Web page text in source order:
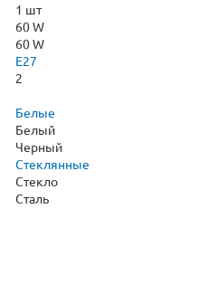
1 шт
60 W
60 W
E27
2
Белые
Белый
Черный
Стеклянные
Стекло
Сталь